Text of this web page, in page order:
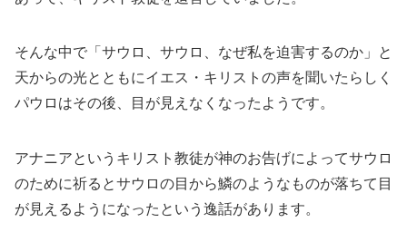
そんな中で「サウロ、サウロ、なぜ私を迫害するのか」と
天からの光とともにイエス・キリストの声を聞いたらしく
パウロはその後、目が見えなくなったようです。
アナニアというキリスト教徒が神のお告げによってサウロ
のために祈るとサウロの目から鱗のようなものが落ちて目
が見えるようになったという逸話があります。